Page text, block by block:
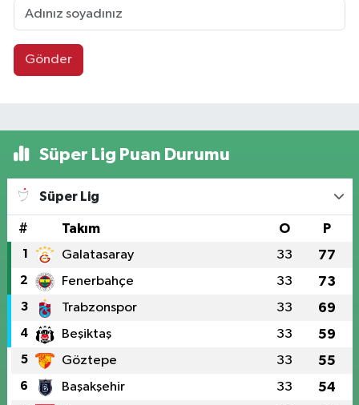
Gönder
Süper Lig Puan Durumu
Süper Lig
# Takım O P
1 Galatasaray 33 77
2 Fenerbahçe 33 73
3 Trabzonspor 33 69
4 Beşiktaş 33 59
5 Göztepe 33 55
6 Başakşehir 33 54